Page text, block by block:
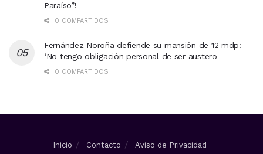
Paraíso”!
0 COMPARTIDOS
Fernández Noroña defiende su mansión de 12 mdp:
‘No tengo obligación personal de ser austero
0 COMPARTIDOS
Inicio Contacto Aviso de Privacidad